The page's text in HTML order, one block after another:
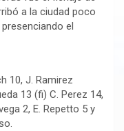
a la ciudad poco
el
10, J. Ramirez
13 (fi) C. Perez 14,
2, E. Repetto 5 y